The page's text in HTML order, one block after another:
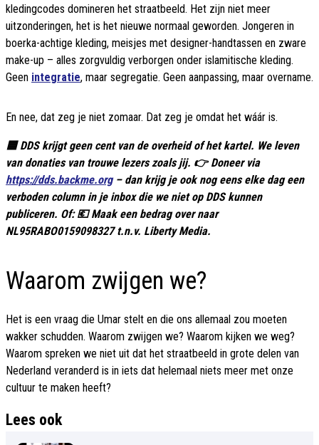
kledingcodes domineren het straatbeeld. Het zijn niet meer
uitzonderingen, het is het nieuwe normaal geworden. Jongeren in
boerka-achtige kleding, meisjes met designer-handtassen en zware
make-up – alles zorgvuldig verborgen onder islamitische kleding.
Geen integratie, maar segregatie. Geen aanpassing, maar overname.
En nee, dat zeg je niet zomaar. Dat zeg je omdat het wáár is.
🟦 DDS krijgt geen cent van de overheid of het kartel. We leven
van donaties van trouwe lezers zoals jij. 👉 Doneer via
https://dds.backme.org– dan krijg je ook nog eens elke dag een
verboden column in je inbox die we niet op DDS kunnen
publiceren. Of: 💶 Maak een bedrag over naar
NL95RABO0159098327 t.n.v. Liberty Media.
Waarom zwijgen we?
Het is een vraag die Umar stelt en die ons allemaal zou moeten
wakker schudden. Waarom zwijgen we? Waarom kijken we weg?
Waarom spreken we niet uit dat het straatbeeld in grote delen van
Nederland veranderd is in iets dat helemaal niets meer met onze
cultuur te maken heeft?
Lees ook